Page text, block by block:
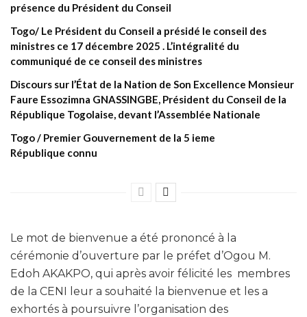
présence du Président du Conseil
Togo/ Le Président du Conseil a présidé le conseil des
ministres ce 17 décembre 2025 . L’intégralité du
communiqué de ce conseil des ministres
Discours sur l’État de la Nation de Son Excellence Monsieur
Faure Essozimna GNASSINGBE, Président du Conseil de la
République Togolaise, devant l’Assemblée Nationale
Togo / Premier Gouvernement de la 5 ieme
République connu
Le mot de bienvenue a été prononcé à la
cérémonie d’ouverture par le préfet d’Ogou M.
Edoh AKAKPO, qui après avoir félicité les membres
de la CENI leur a souhaité la bienvenue et les a
exhortés à poursuivre l’organisation des